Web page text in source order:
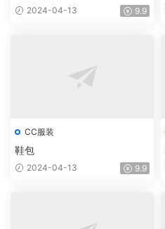
2024-04-13 9.9
CC服装
鞋包
2024-04-13 9.9